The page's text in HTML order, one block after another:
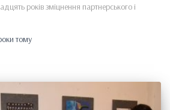
років зміцнення партнерського і
тому